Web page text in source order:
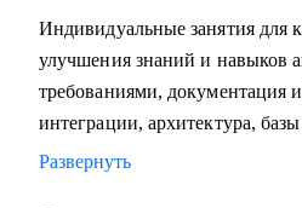
Индивидуальные занятия для
улучшения знаний и навыков
требованиями, документация
интеграции, архитектура,
Развернуть